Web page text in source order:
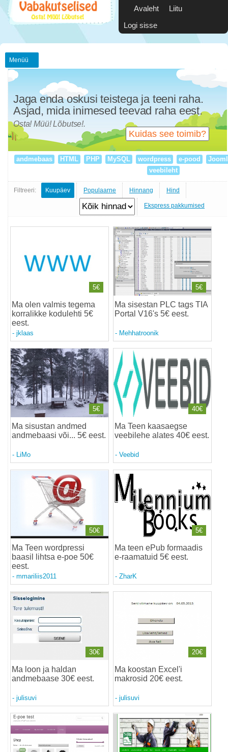
Avaleht
Liitu
Logi sisse
Menüü
Kuidas see toimib?
Jaga enda oskusi teistega ja teeni raha.
Asjad, mida inimesed teevad raha eest.
Osta! Müü! Lõbutse!.
andmebaas HTML PHP MySQL wordpress e-pood
veebileht
Filtreeri: Kuupäev Populaarne Hinnang Hind
Ekspress pakkumised
Ma olen valmis tegema
korralikke kodulehti 5€
eest.
- jklaas
5€
Ma sisestan PLC tags TIA
Portal V16's 5€ eest.
- Mehhatroonik
5€
Ma sisustan andmed
andmebaasi või... 5€ eest.
- LiMo
5€
Ma Teen kaasaegse
veebilehe alates 40€ eest.
- Veebid
40€
Ma Teen wordpressi
baasil lihtsa e-poe 50€
eest.
- mmariliis2011
50€
Ma teen ePub formaadis
e-raamatuid 5€ eest.
- ZharK
5€
Ma loon ja haldan
andmebaase 30€ eest.
- julisuvi
30€
Ma koostan Excel'i
makrosid 20€ eest.
- julisuvi
20€